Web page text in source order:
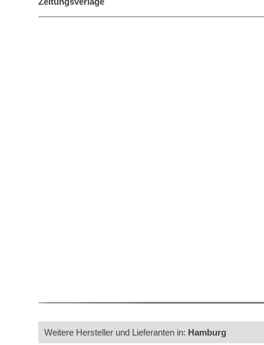
Weitere Hersteller und Lieferanten in: Hamburg